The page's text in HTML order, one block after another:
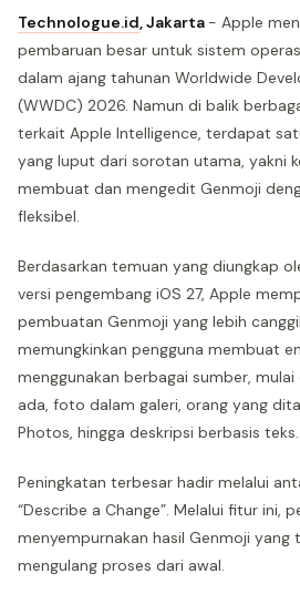
Technologue.id, Jakarta - Apple
pembaruan besar untuk sistem
dalam ajang tahunan Worldwide
(WWDC) 2026. Namun di balik
terkait Apple Intelligence, terdapat
yang luput dari sorotan utama, yakni
membuat dan mengedit Genmoji
fleksibel.
Berdasarkan temuan yang diungkap
versi pengembang iOS 27, Apple
pembuatan Genmoji yang lebih
memungkinkan pengguna membuat
menggunakan berbagai sumber,
ada, foto dalam galeri, orang yang
Photos, hingga deskripsi berbasis teks.
Peningkatan terbesar hadir melalui
“Describe a Change”. Melalui fitur ini,
menyempurnakan hasil Genmoji
mengulang proses dari awal.